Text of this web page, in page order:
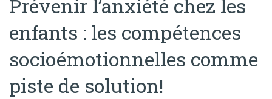
Prévenir l’anxiété chez les
enfants : les compétences
socioémotionnelles comme
piste de solution!